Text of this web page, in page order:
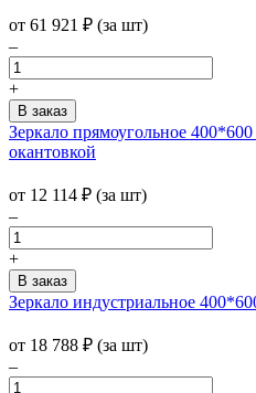
от 61 921 ₽ (за шт)
–
+
Зеркало прямоугольное
окантовкой
от 12 114 ₽ (за шт)
–
+
Зеркало индустриальное
от 18 788 ₽ (за шт)
–